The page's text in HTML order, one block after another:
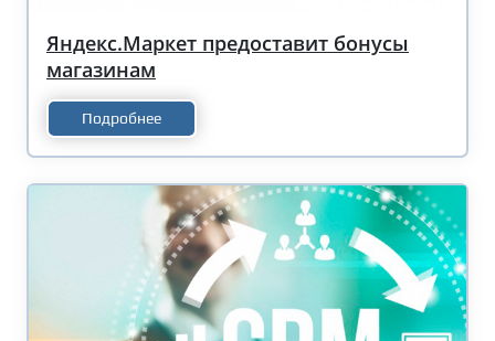
Яндекс.Маркет предоставит бонусы
магазинам
Подробнее